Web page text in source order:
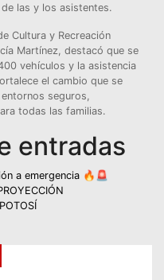
las y los asistentes.
Cultura y Recreación
Martínez, destacó que se
vehículos y la asistencia
el cambio que se
seguros,
todas las familias.
entradas
a emergencia 🔥🚨